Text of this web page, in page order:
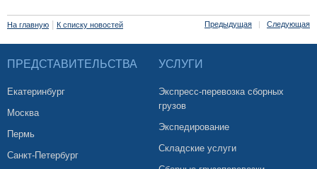
На главную К списку новостей Предыдущая | Следующая
ПРЕДСТАВИТЕЛЬСТВА
Екатеринбург
Москва
Пермь
Санкт-Петербург
УСЛУГИ
Экспресс-перевозка сборных
грузов
Экспедирование
Складские услуги